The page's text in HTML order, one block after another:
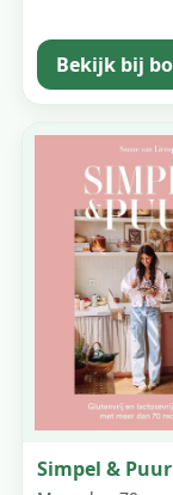
Bekijk bij
Simpel & Puur